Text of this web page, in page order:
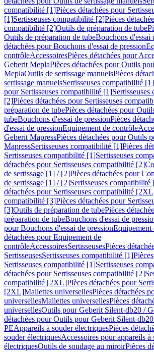
compatibilité [1]Pièces détachées pour
[1]Sertisseuses compatibilité [2]Pièces
compatibilité [2]Outils de préparation de tube
Outils de préparation de tubeBouchons d'essai
détachées pour Bouchons d'essai de pression
contrôleAccessoiresPièces détachées pour
Geberit MeplaPièces détachées pour Outils
MeplaOutils de sertissage manuelsPièces
sertissage manuelsSertisseuses compatibilité [1]
pour Sertisseuses compatibilité [1]
[2]Pièces détachées pour Sertisseuses
préparation de tubePièces détachées pour
tubeBouchons d'essai de pressionPièces
d'essai de pressionEquipement de contrôle
Geberit MapressPièces détachées pour Outils
MapressSertisseuses compatibilité [1]Pièces
Sertisseuses compatibilité [1]Sertisseuses
détachées pour Sertisseuses compatibilité [2]
de sertissage [1] / [2]Pièces détachées pour
de sertissage [1] / [2]Sertisseuses
détachées pour Sertisseuses compatibilité
compatibilité [3]Pièces détachées pour
[3]Outils de préparation de tubePièces
préparation de tubeBouchons d'essai de
pour Bouchons d'essai de pressionEquipement
détachées pour Equipement de
contrôleAccessoiresSertisseusesPièces
SertisseusesSertisseuses compatibilité [1]
Sertisseuses compatibilité [1]Sertisseuses
détachées pour Sertisseuses compatibilité [2]
compatibilité [2XL]Pièces détachées pour
[2XL]Mallettes universellesPièces détachées
universellesMallettes universellesPièces
universellesOutils pour Geberit Silent-db20 /
détachées pour Outils pour Geberit Silent-
PEAppareils à souder électriquesPièces
souder électriquesAccessoires pour appareils à
électriquesOutils de soudage au miroirPièces